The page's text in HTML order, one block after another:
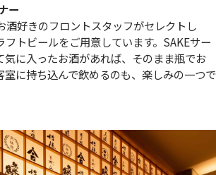
ー
酒好きのフロントスタッフがセレクトし
トビールをご用意しています。SAKEサー
気に入ったお酒があれば、そのまま瓶でお
室に持ち込んで飲めるのも、楽しみの一つで